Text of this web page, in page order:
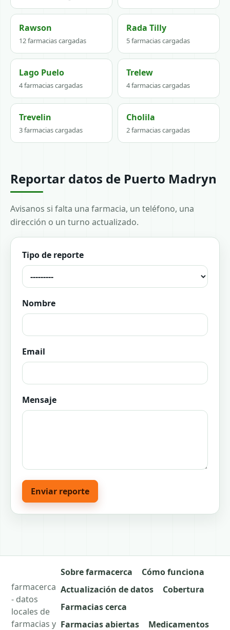
Rawson
12 farmacias cargadas
Rada Tilly
5 farmacias cargadas
Lago Puelo
4 farmacias cargadas
Trelew
4 farmacias cargadas
Trevelin
3 farmacias cargadas
Cholila
2 farmacias cargadas
Reportar datos de Puerto Madryn
Avisanos si falta una farmacia, un teléfono, una
dirección o un turno actualizado.
Tipo de reporte
Nombre
Email
Mensaje
Enviar reporte
farmacerca
- datos
locales de
farmacias y
Sobre farmacerca
Cómo funciona
Actualización de datos
Cobertura
Farmacias cerca
Farmacias abiertas
Medicamentos